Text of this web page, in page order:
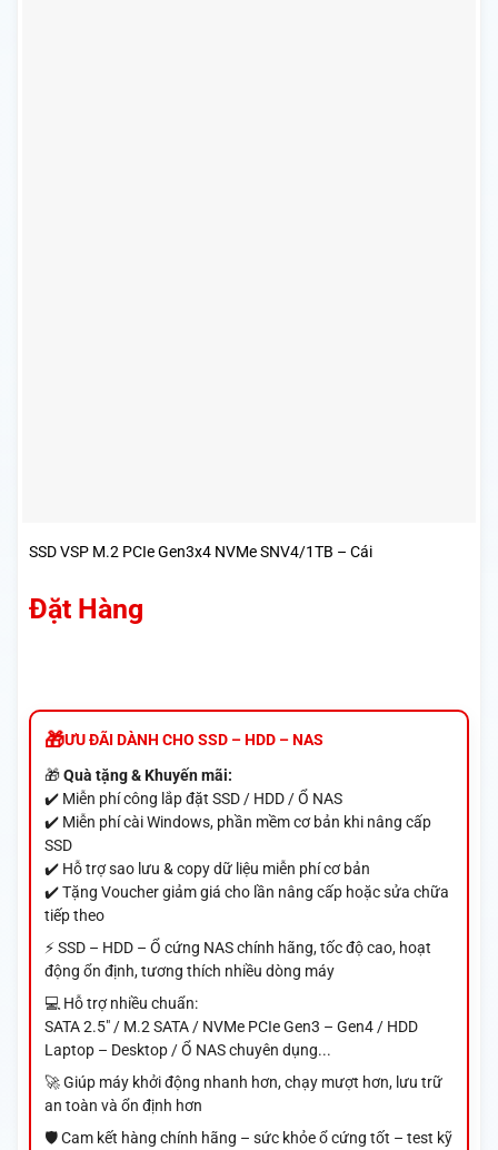
SSD VSP M.2 PCIe Gen3x4 NVMe SNV4/1TB – Cái
Đặt Hàng
ƯU ĐÃI DÀNH CHO SSD – HDD – NAS
🎁Quà tặng & Khuyến mãi:
✔️ Miễn phí công lắp đặt SSD / HDD / Ổ NAS
✔️ Miễn phí cài Windows, phần mềm cơ bản khi nâng cấp
SSD
✔️ Hỗ trợ sao lưu & copy dữ liệu miễn phí cơ bản
✔️ Tặng Voucher giảm giá cho lần nâng cấp hoặc sửa chữa
tiếp theo
⚡ SSD – HDD – Ổ cứng NAS chính hãng, tốc độ cao, hoạt
động ổn định, tương thích nhiều dòng máy
💻 Hỗ trợ nhiều chuẩn:
SATA 2.5" / M.2 SATA / NVMe PCIe Gen3 – Gen4 / HDD
Laptop – Desktop / Ổ NAS chuyên dụng...
🚀 Giúp máy khởi động nhanh hơn, chạy mượt hơn, lưu trữ
an toàn và ổn định hơn
🛡️ Cam kết hàng chính hãng – sức khỏe ổ cứng tốt – test kỹ